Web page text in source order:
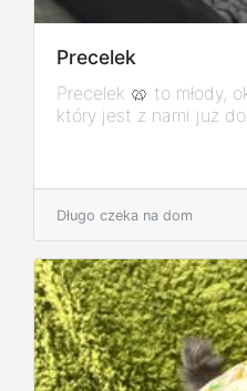
Precelek
Precelek 🥨 to młody,
który jest z nami już
Długo czeka na dom